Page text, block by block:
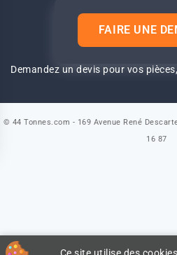
FAIRE UNE
Demandez un devis pour vos
© 44 Tonnes.com - 169 Avenue René
16 87